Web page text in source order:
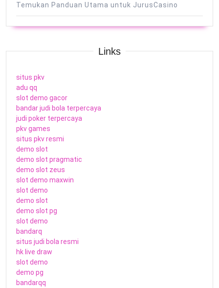
Temukan Panduan Utama untuk JurusCasino
Links
situs pkv
adu qq
slot demo gacor
bandar judi bola terpercaya
judi poker terpercaya
pkv games
situs pkv resmi
demo slot
demo slot pragmatic
demo slot zeus
slot demo maxwin
slot demo
demo slot
demo slot pg
slot demo
bandarq
situs judi bola resmi
hk live draw
slot demo
demo pg
bandarqq